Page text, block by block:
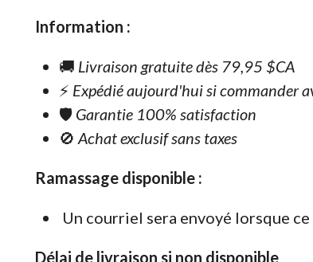
Information :
🚚 Livraison gratuite dès 79,95 $CA
⚡ Expédié aujourd'hui si commander
🛡️ Garantie 100% satisfaction
🚫 Achat exclusif sans taxes
Ramassage disponible :
Un courriel sera envoyé lorsque
Délai de livraison si non disponible